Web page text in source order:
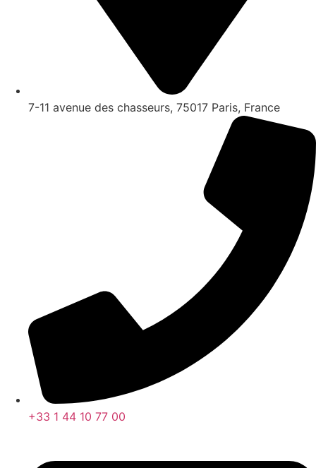
7-11 avenue des chasseurs, 75017 Paris, France
+33 1 44 10 77 00